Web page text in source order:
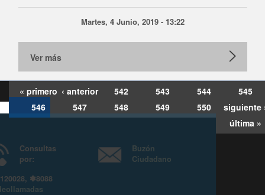
Martes, 4 Junio, 2019 - 13:22
Ver más
« primero ‹ anterior 542 543 544
545
546
547 548 549 550
siguiente
última »
Consultas
6007120028, ✽8088
yVideollamadas